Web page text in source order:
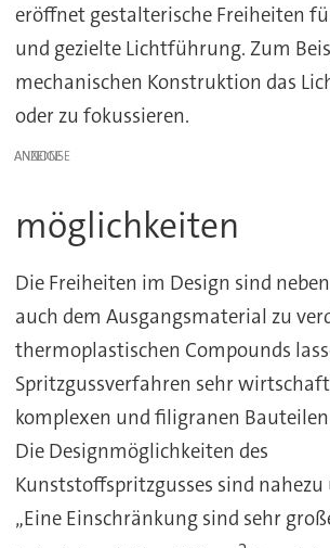
eröffnet gestalterische Freiheiten
und gezielte Lichtführung. Zum
mechanischen Konstruktion das
oder zu fokussieren.
ANZEIGE
möglichkeiten
Die Freiheiten im Design sind
auch dem Ausgangsmaterial zu
thermoplastischen Compounds
Spritzgussverfahren sehr
komplexen und filigranen
Die Designmöglichkeiten des
Kunststoffspritzgusses sind nahezu
„Eine Einschränkung sind sehr